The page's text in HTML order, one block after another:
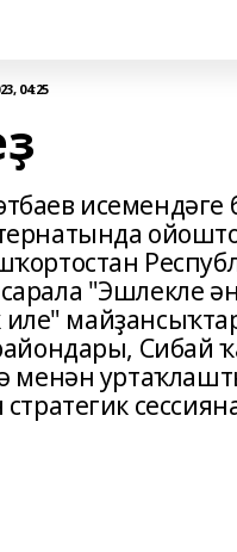
04:25
"Эшлекле
иле"
Сибай
менән